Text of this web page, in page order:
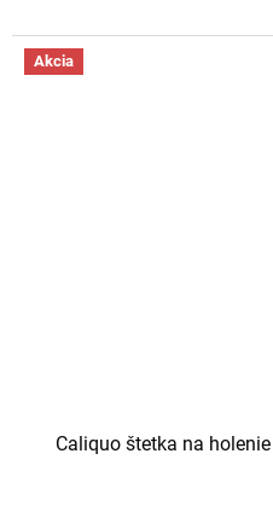
Akcia
Caliquo štetka na